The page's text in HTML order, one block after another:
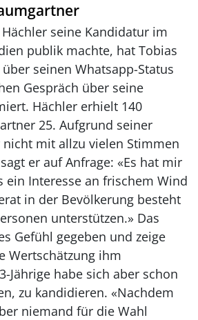
seine Kandidatur im
publik machte, hat Tobias
seinen Whatsapp-Status
Gespräch über seine
Hächler erhielt 140
25. Aufgrund seiner
mit allzu vielen Stimmen
er auf Anfrage: «Es hat mir
ein Interesse an frischem Wind
in der Bevölkerung besteht
unterstützen.» Das
Gefühl gegeben und zeige
Wertschätzung ihm
Jährige habe sich aber schon
zu kandidieren. «Nachdem
niemand für die Wahl